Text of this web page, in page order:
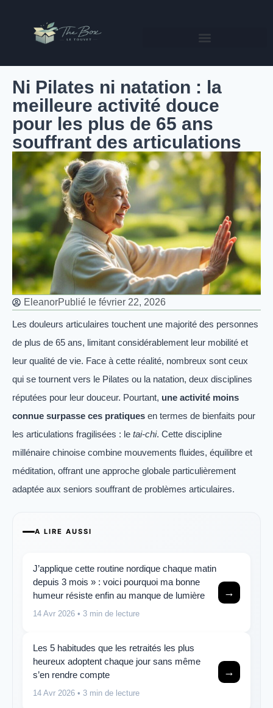
Ni Pilates ni natation : la
meilleure activité douce
pour les plus de 65 ans
souffrant des articulations
EleanorPublié le février 22, 2026
Les douleurs articulaires touchent une majorité des personnes
de plus de 65 ans, limitant considérablement leur mobilité et
leur qualité de vie. Face à cette réalité, nombreux sont ceux
qui se tournent vers le Pilates ou la natation, deux disciplines
réputées pour leur douceur. Pourtant, une activité moins
connue surpasse ces pratiques en termes de bienfaits pour
les articulations fragilisées : le tai-chi. Cette discipline
millénaire chinoise combine mouvements fluides, équilibre et
méditation, offrant une approche globale particulièrement
adaptée aux seniors souffrant de problèmes articulaires.
A LIRE AUSSI
J’applique cette routine nordique chaque matin
depuis 3 mois » : voici pourquoi ma bonne
humeur résiste enfin au manque de lumière
14 Avr 2026 • 3 min de lecture
→
Les 5 habitudes que les retraités les plus
heureux adoptent chaque jour sans même
s’en rendre compte
14 Avr 2026 • 3 min de lecture
→